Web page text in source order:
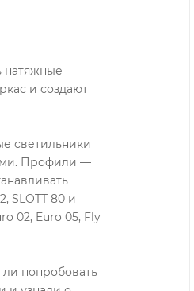
натяжные
и создают
светильники
Профили —
SLOTT 80 и
02, Euro 05, Fly
попробовать